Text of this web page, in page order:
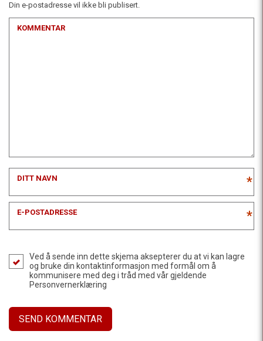
Din e-postadresse vil ikke bli publisert.
KOMMENTAR
DITT NAVN *
E-POSTADRESSE *
Ved å sende inn dette skjema aksepterer du at vi kan lagre
og bruke din kontaktinformasjon med formål om å
kommunisere med deg i tråd med vår gjeldende
Personvernerklæring